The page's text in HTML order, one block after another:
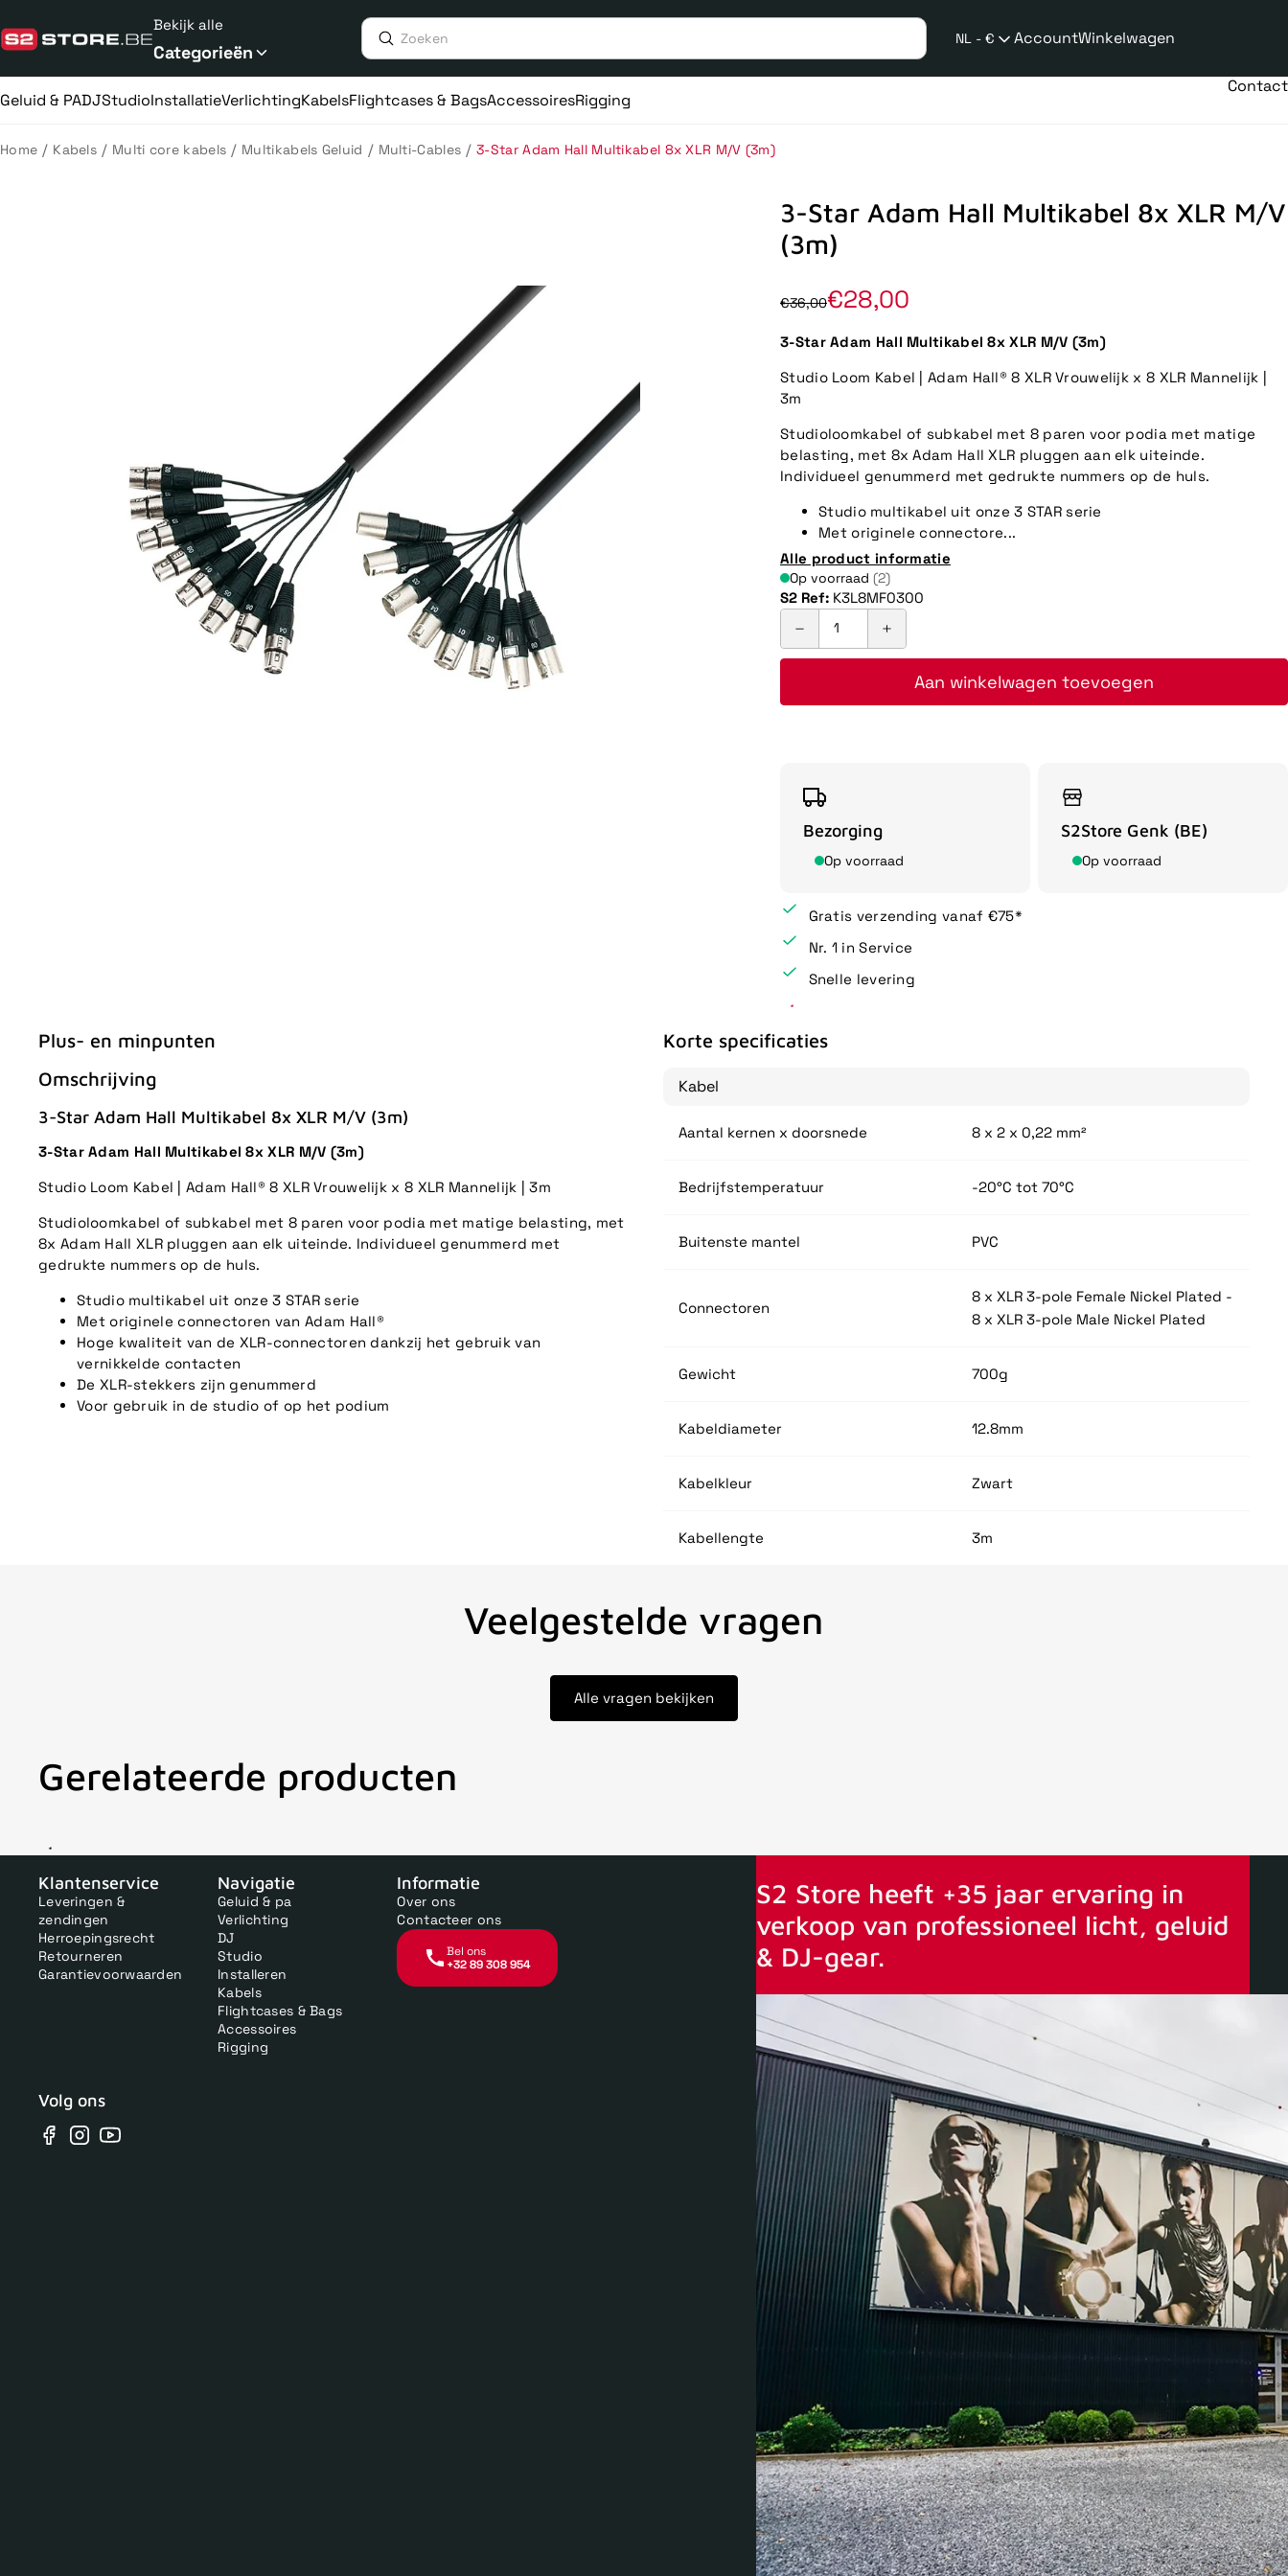
naar
de
Bekijk alle
Categorieën
NL - €
taalwijziging
AccountWinkelwagen
Geluid & PADJStudioInstallatieVerlichtingKabelsFlightcases & BagsAccessoiresRigging
Contact
Home / Kabels / Multi core kabels / Multikabels Geluid / Multi-Cables / 3-Star Adam Hall Multikabel 8x XLR M/V (3m)
3-Star Adam Hall Multikabel 8x XLR M/V
(3m)
€36,00€28,00
3-Star Adam Hall Multikabel 8x XLR M/V (3m)
Studio Loom Kabel | Adam Hall® 8 XLR Vrouwelijk x 8 XLR Mannelijk |
3m
Studioloomkabel of subkabel met 8 paren voor podia met matige
belasting, met 8x Adam Hall XLR pluggen aan elk uiteinde.
Individueel genummerd met gedrukte nummers op de huls.
Studio multikabel uit onze 3 STAR serie
Met originele connectore...
Alle product informatie
Op voorraad (2)
S2 Ref: K3L8MF0300
Aan winkelwagen toevoegen
Bezorging
Op voorraad
S2Store Genk (BE)
Op voorraad
Gratis verzending vanaf €75*
Nr. 1 in Service
Snelle levering
Plus- en minpunten
Omschrijving
3-Star Adam Hall Multikabel 8x XLR M/V (3m)
3-Star Adam Hall Multikabel 8x XLR M/V (3m)
Studio Loom Kabel | Adam Hall® 8 XLR Vrouwelijk x 8 XLR Mannelijk | 3m
Studioloomkabel of subkabel met 8 paren voor podia met matige belasting, met
8x Adam Hall XLR pluggen aan elk uiteinde. Individueel genummerd met
gedrukte nummers op de huls.
Studio multikabel uit onze 3 STAR serie
Met originele connectoren van Adam Hall®
Hoge kwaliteit van de XLR-connectoren dankzij het gebruik van
vernikkelde contacten
De XLR-stekkers zijn genummerd
Voor gebruik in de studio of op het podium
Korte specificaties
Kabel
Aantal kernen x doorsnede 8 x 2 x 0,22 mm²
Bedrijfstemperatuur -20°C tot 70°C
Buitenste mantel PVC
Connectoren
8 x XLR 3-pole Female Nickel Plated -
8 x XLR 3-pole Male Nickel Plated
Gewicht 700g
Kabeldiameter 12.8mm
Kabelkleur Zwart
Kabellengte 3m
Veelgestelde vragen
Alle vragen bekijken
Gerelateerde producten
Voor 15uur besteld, zelfde dag verstuurd Echte winkel +35 jaar ervaring Vanaf 75€ gratis verstuurd
Klantenservice
Leveringen &
zendingen
Herroepingsrecht
Retourneren
Garantievoorwaarden
Navigatie
Geluid & pa
Verlichting
DJ
Studio
Installeren
Kabels
Flightcases & Bags
Accessoires
Rigging
Informatie
Over ons
Contacteer ons
Bel ons
+32 89 308 954
Volg ons
Facebook
Instagram
YouTube
S2 Store heeft +35 jaar ervaring in
verkoop van professioneel licht, geluid
& DJ-gear.